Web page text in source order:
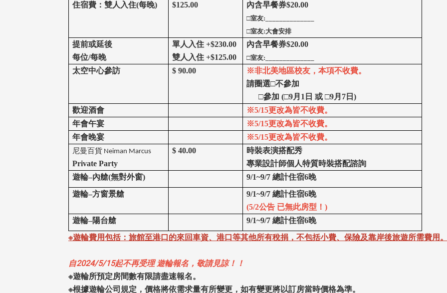
住宿費：雙人入住(每晚)
$125.00 內含早餐券$20.00
□室友:______________
□室友:大會安排
提前或延後
每位/每晚
單人入住 +$230.00
雙人入住 +$125.00
內含早餐券$20.00
□室友:______________
太空中心參訪 $ 90.00 ※非北美地區校友， 本項不收費。
請圈選□不參加
□參加 (□9月1日 或 □9月7日)
歡迎酒會
※5/15更改為皆不收費。
年會午宴
※5/15更改為皆不收費。
年會晚宴
※5/15更改為皆不收費。
尼曼百貨 Neiman Marcus
Private Party
$ 40.00
時裝表演搭配秀
專業設計師個人特質時裝搭配諮詢
遊輪–內艙(無對外窗)
9/1~9/7 總計住宿6晚
遊輪–方窗景艙
9/1~9/7 總計住宿6晚
(5/2公告 已無此房型！ )
遊輪–陽台艙
9/1~9/7 總計住宿6晚
※遊輪費用包括：旅館至港口的來回車資、港口等其他所有稅捐，不包括小費、保險及靠岸後旅遊所需費用
自2024/5/15起不再受理 遊輪報名，敬請見諒！！
※遊輪所預定房間數有限請盡速報名。
※根據遊輪公司規定，價格將依需求量有所變更，如有變更將以訂房當時價格為準。